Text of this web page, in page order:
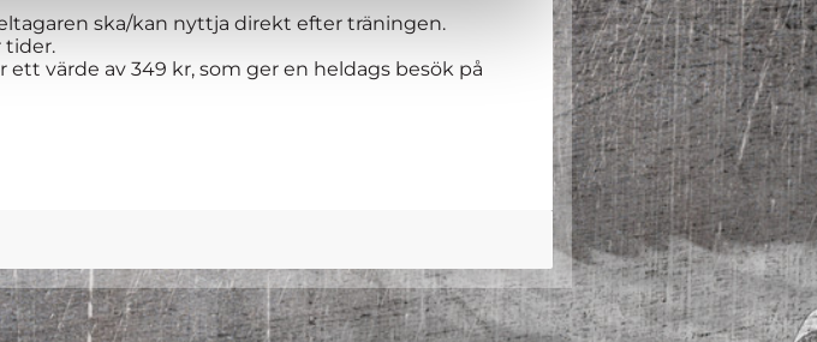
ska/kan nyttja direkt efter träningen.
tider.
värde av 349 kr, som ger en heldags besök på